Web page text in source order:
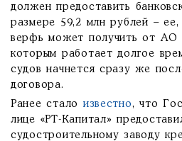
должен предоставить
размере 59,2 млн рублей – ее,
верфь может получить от АО
которым работает долгое
судов начнется сразу же
договора.
Ранее стало известно, что
лице «РТ-Капитал»
судостроительному заводу